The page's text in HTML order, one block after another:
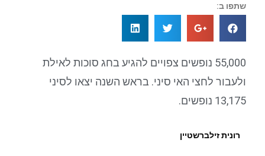
שתפו ב:
55,000 נופשים צפויים להגיע בחג סוכות לאילת
ולעבור לחצי האי סיני. בראש השנה יצאו לסיני
13,175 נופשים.
רונית זילברשטיין